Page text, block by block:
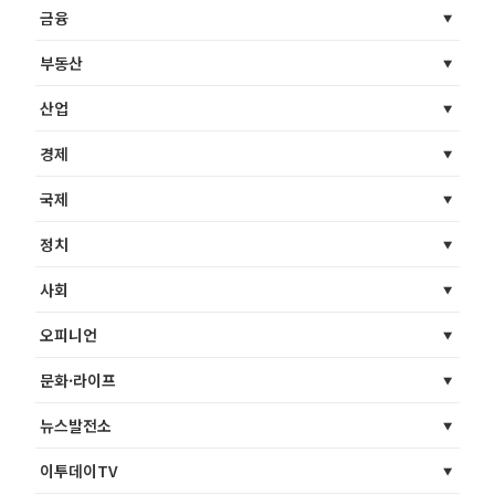
금융
부동산
산업
경제
국제
정치
사회
오피니언
문화·라이프
뉴스발전소
이투데이TV